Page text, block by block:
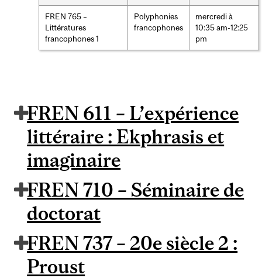
FREN 765 –
Littératures
francophones 1
Polyphonies
francophones
mercredi à
10:35 am-12:25
pm
FREN 611 – L’expérience
littéraire : Ekphrasis et
imaginaire
FREN 710 – Séminaire de
doctorat
FREN 737 – 20e siècle 2 :
Proust